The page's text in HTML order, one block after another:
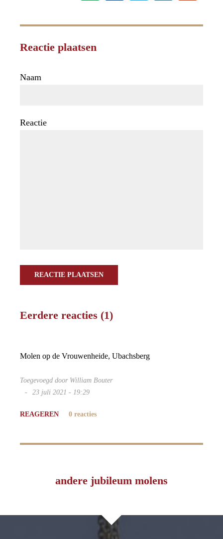
Reactie plaatsen
Naam
Reactie
REACTIE PLAATSEN
Eerdere reacties (1)
Molen op de Vrouwenheide, Ubachsberg
Toegevoegd door William Bouter
23 juli 2021 - 19:29
REAGEREN 0 reacties
andere jubileum molens